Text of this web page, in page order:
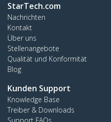
StarTech.com
Nachrichten
Kontakt
Über uns
Stellenangebote
Qualität und Konformität
Blog
Kunden Support
Knowledge Base
Treiber & Downloads